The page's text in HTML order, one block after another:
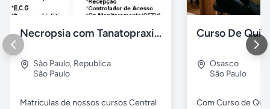
Necropsia com Tanatopraxia e muito mais
São Paulo, Republica
São Paulo
Matriculas de nossos cursos Central
Osasco
São Paulo
Com Curso de